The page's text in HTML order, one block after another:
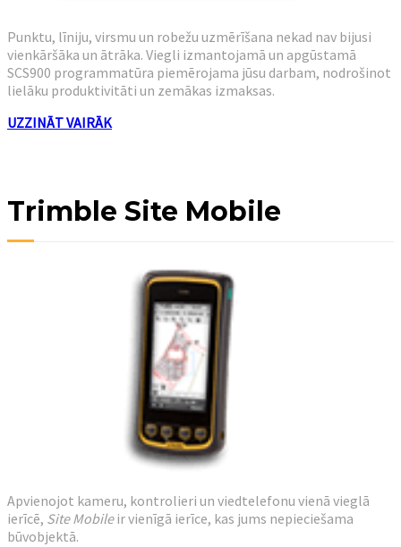
Punktu, līniju, virsmu un robežu uzmērīšana nekad nav bijusi
vienkāršāka un ātrāka. Viegli izmantojamā un apgūstamā
SCS900 programmatūra piemērojama jūsu darbam, nodrošinot
lielāku produktivitāti un zemākas izmaksas.
UZZINĀT VAIRĀK
Trimble Site Mobile
Apvienojot kameru, kontrolieri un viedtelefonu vienā vieglā
ierīcē, Site Mobileir vienīgā ierīce, kas jums nepieciešama
būvobjektā.